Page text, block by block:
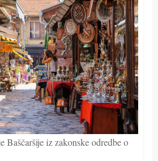
Baščaršije iz zakonske odredbe o